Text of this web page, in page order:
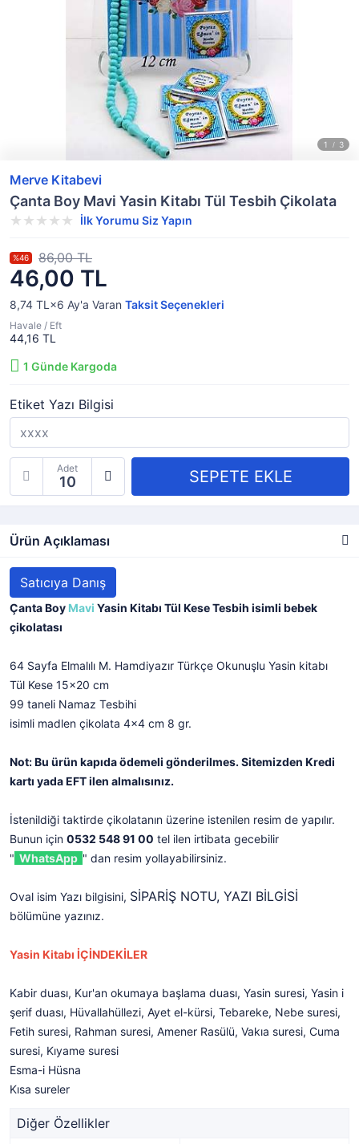
Merve Kitabevi
Çanta Boy Mavi Yasin Kitabı Tül Tesbih Çikolata
İlk Yorumu Siz Yapın
46,00 TL
%46 86,00 TL
8,74 TL×6 Ay'a Varan Taksit Seçenekleri
Havale / Eft
44,16 TL
1 Günde Kargoda
Etiket Yazı Bilgisi
Adet
Ürün Açıklaması
Satıcıya Danış
Çanta Boy Mavi Yasin Kitabı Tül Kese Tesbih isimli bebek
çikolatası
64 Sayfa Elmalılı M. Hamdiyazır Türkçe Okunuşlu Yasin kitabı
Tül Kese 15x20 cm
99 taneli Namaz Tesbihi
isimli madlen çikolata 4x4 cm 8 gr.
Not: Bu ürün kapıda ödemeli gönderilmes. Sitemizden Kredi
kartı yada EFT ilen almalısınız.
İstenildiği taktirde çikolatanın üzerine istenilen resim de yapılır.
Bunun için 0532 548 91 00 tel ilen irtibata gecebilir
" WhatsApp " dan resim yollayabilirsiniz.
Oval isim Yazı bilgisini, SİPARİŞ NOTU, YAZI BİLGİSİ
bölümüne yazınız.
Yasin Kitabı İÇİNDEKİLER
Kabir duası, Kur'an okumaya başlama duası, Yasin suresi, Yasin i
şerif duası, Hüvallahüllezi, Ayet el-kürsi, Tebareke, Nebe suresi,
Fetih suresi, Rahman suresi, Amener Rasülü, Vakıa suresi, Cuma
suresi, Kıyame suresi
Esma-i Hüsna
Kısa sureler
Diğer Özellikler